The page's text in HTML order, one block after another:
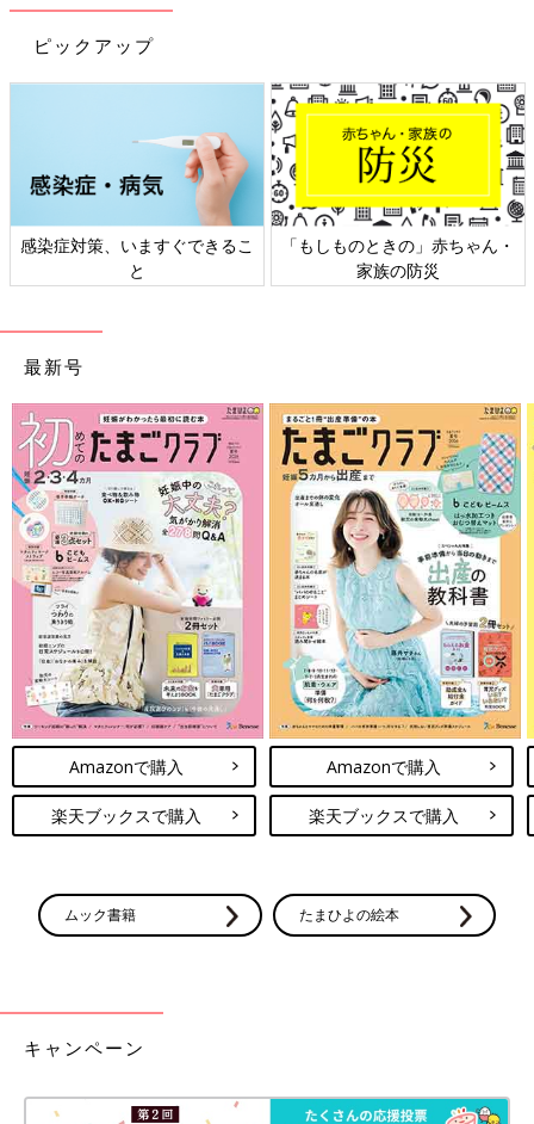
ピックアップ
感染症対策、いますぐできるこ
と
「もしものときの」赤ちゃん・
家族の防災
最新号
Amazonで購入
楽天ブックスで購入
Amazonで購入
楽天ブックスで購入
ムック書籍 たまひよの絵本
キャンペーン